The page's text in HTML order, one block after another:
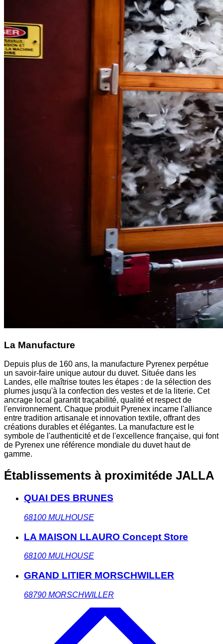
La Manufacture
Depuis plus de 160 ans, la manufacture Pyrenex perpétue
un savoir-faire unique autour du duvet. Située dans les
Landes, elle maîtrise toutes les étapes : de la sélection des
plumes jusqu'à la confection des vestes et de la literie. Cet
ancrage local garantit traçabilité, qualité et respect de
l'environnement. Chaque produit Pyrenex incarne l'alliance
entre tradition artisanale et innovation textile, offrant des
créations durables et élégantes. La manufacture est le
symbole de l'authenticité et de l'excellence française, qui font
de Pyrenex une référence mondiale du duvet haut de
gamme.
Établissements à proximitéde JALLA
QUAI DES BRUNES
68100 MULHOUSE
LA MAISON LLAURO Concept Store
68100 MULHOUSE
GRAND LITIER MORSCHWILLER
68790 MORSCHWILLER